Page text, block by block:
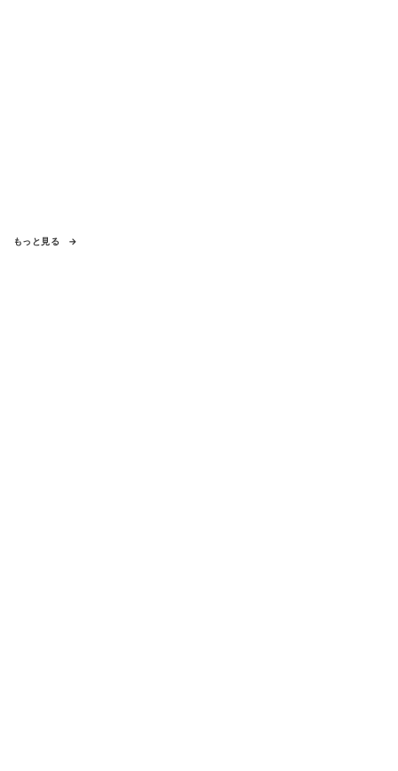
もっと見る